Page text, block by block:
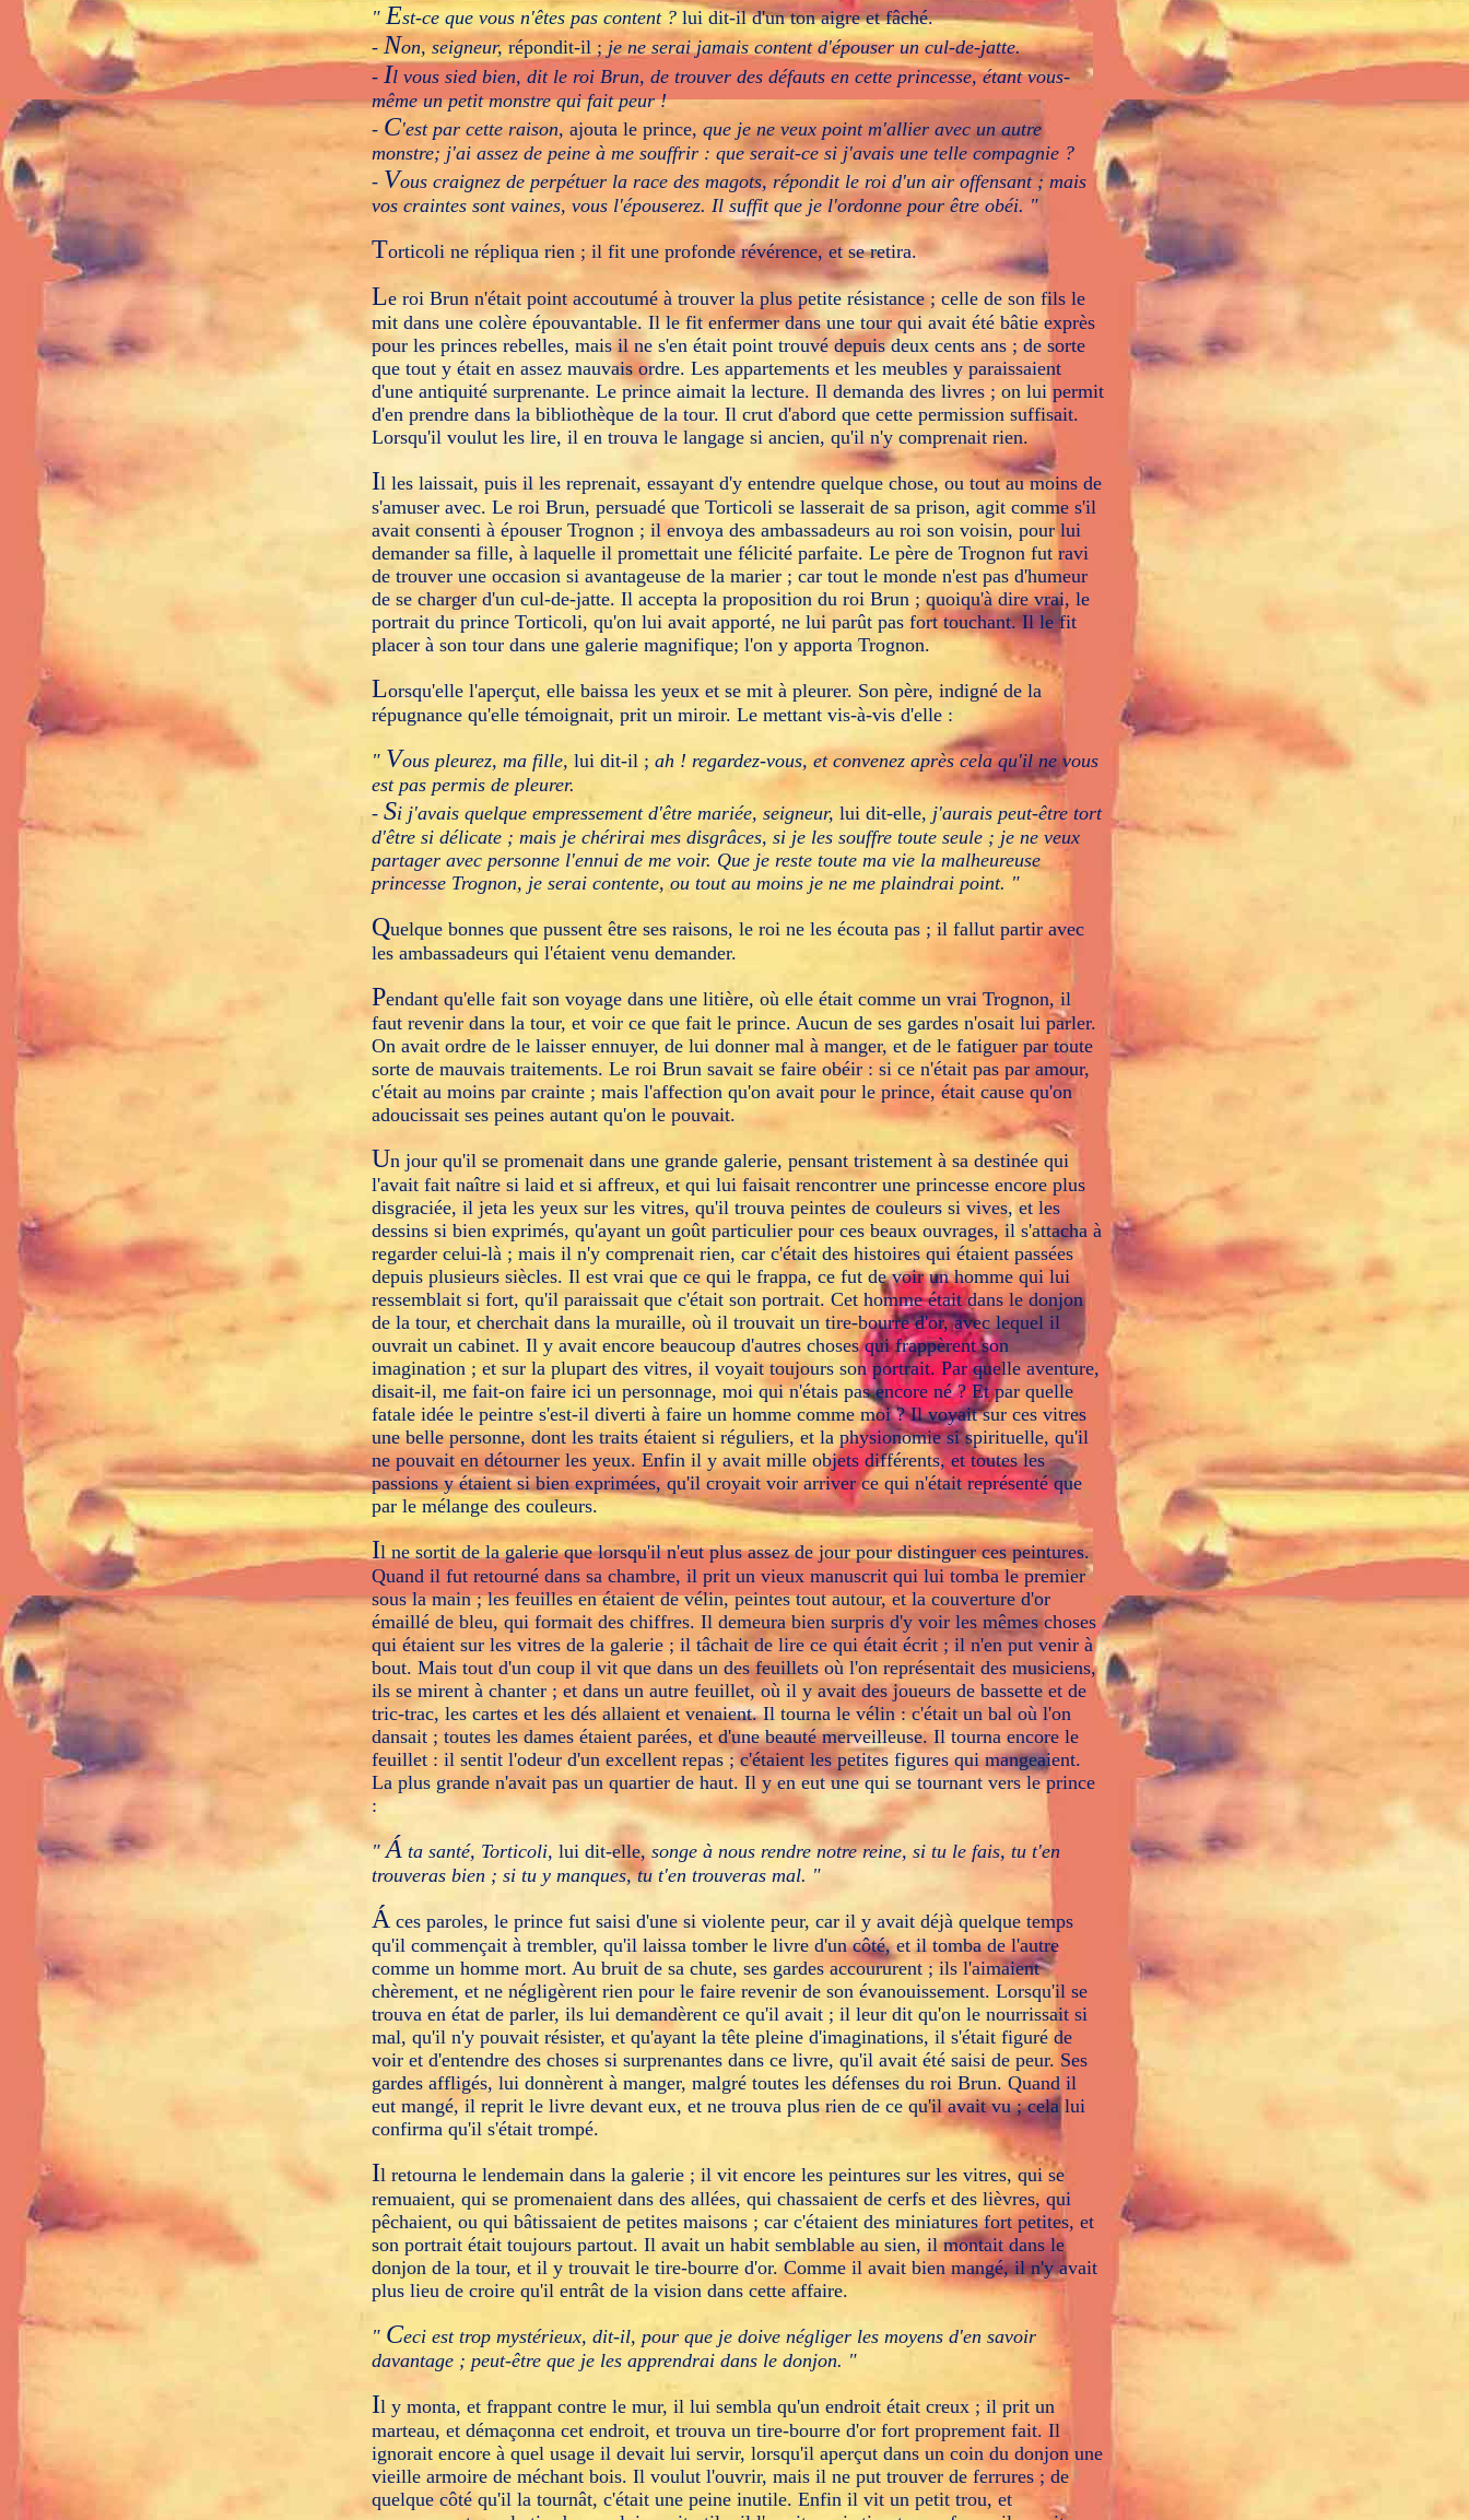
"Est-ce que vous n'êtes pas content ? lui dit-il d'un ton aigre et fâché.
-Non, seigneur,répondit-il ; je ne serai jamais content d'épouser un cul-de-jatte.
- Il vous sied bien, dit le roi Brun, de trouver des défauts en cette princesse, étant vous-
même un petit monstre qui fait peur !
- C'est par cette raison, ajouta le prince, que je ne veux point m'allier avec un autre
monstre; j'ai assez de peine à me souffrir : que serait-ce si j'avais une telle compagnie ?
- Vous craignez de perpétuer la race des magots, répondit le roi d'un air offensant ; mais
vos craintes sont vaines, vous l'épouserez. Il suffit que je l'ordonne pour être obéi. "
Torticoli ne répliqua rien ; il fit une profonde révérence, et se retira.
Le roi Brun n'était point accoutumé à trouver la plus petite résistance ; celle de son fils le
mit dans une colère épouvantable. Il le fit enfermer dans une tour qui avait été bâtie exprès
pour les princes rebelles, mais il ne s'en était point trouvé depuis deux cents ans ; de sorte
que tout y était en assez mauvais ordre. Les appartements et les meubles y paraissaient
d'une antiquité surprenante. Le prince aimait la lecture. Il demanda des livres ; on lui permit
d'en prendre dans la bibliothèque de la tour. Il crut d'abord que cette permission suffisait.
Lorsqu'il voulut les lire, il en trouva le langage si ancien, qu'il n'y comprenait rien.
Il les laissait, puis il les reprenait, essayant d'y entendre quelque chose, ou tout au moins de
s'amuser avec. Le roi Brun, persuadé que Torticoli se lasserait de sa prison, agit comme s'il
avait consenti à épouser Trognon ; il envoya des ambassadeurs au roi son voisin, pour lui
demander sa fille, à laquelle il promettait une félicité parfaite. Le père de Trognon fut ravi
de trouver une occasion si avantageuse de la marier ; car tout le monde n'est pas d'humeur
de se charger d'un cul-de-jatte. Il accepta la proposition du roi Brun ; quoiqu'à dire vrai, le
portrait du prince Torticoli, qu'on lui avait apporté, ne lui parût pas fort touchant. Il le fit
placer à son tour dans une galerie magnifique; l'on y apporta Trognon.
Lorsqu'elle l'aperçut, elle baissa les yeux et se mit à pleurer. Son père, indigné de la
répugnance qu'elle témoignait, prit un miroir. Le mettant vis-à-vis d'elle :
" Vous pleurez, ma fille, lui dit-il ; ah ! regardez-vous, et convenez après cela qu'il ne vous
est pas permis de pleurer.
- Si j'avais quelque empressement d'être mariée, seigneur, lui dit-elle, j'aurais peut-être tort
d'être si délicate ; mais je chérirai mes disgrâces, si je les souffre toute seule ; je ne veux
partager avec personne l'ennui de me voir. Que je reste toute ma vie la malheureuse
princesse Trognon, je serai contente, ou tout au moins je ne me plaindrai point. "
Quelque bonnes que pussent être ses raisons, le roi ne les écouta pas ; il fallut partir avec
les ambassadeurs qui l'étaient venu demander.
Pendant qu'elle fait son voyage dans une litière, où elle était comme un vrai Trognon, il
faut revenir dans la tour, et voir ce que fait le prince. Aucun de ses gardes n'osait lui parler.
On avait ordre de le laisser ennuyer, de lui donner mal à manger, et de le fatiguer par toute
sorte de mauvais traitements. Le roi Brun savait se faire obéir : si ce n'était pas par amour,
c'était au moins par crainte ; mais l'affection qu'on avait pour le prince, était cause qu'on
adoucissait ses peines autant qu'on le pouvait.
Un jour qu'il se promenait dans une grande galerie, pensant tristement à sa destinée qui
l'avait fait naître si laid et si affreux, et qui lui faisait rencontrer une princesse encore plus
disgraciée, il jeta les yeux sur les vitres, qu'il trouva peintes de couleurs si vives, et les
dessins si bien exprimés, qu'ayant un goût particulier pour ces beaux ouvrages, il s'attacha à
regarder celui-là ; mais il n'y comprenait rien, car c'était des histoires qui étaient passées
depuis plusieurs siècles. Il est vrai que ce qui le frappa, ce fut de voir un homme qui lui
ressemblait si fort, qu'il paraissait que c'était son portrait. Cet homme était dans le donjon
de la tour, et cherchait dans la muraille, où il trouvait un tire-bourre d'or, avec lequel il
ouvrait un cabinet. Il y avait encore beaucoup d'autres choses qui frappèrent son
imagination ; et sur la plupart des vitres, il voyait toujours son portrait. Par quelle aventure,
disait-il, me fait-on faire ici un personnage, moi qui n'étais pas encore né ? Et par quelle
fatale idée le peintre s'est-il diverti à faire un homme comme moi ? Il voyait sur ces vitres
une belle personne, dont les traits étaient si réguliers, et la physionomie si spirituelle, qu'il
ne pouvait en détourner les yeux. Enfin il y avait mille objets différents, et toutes les
passions y étaient si bien exprimées, qu'il croyait voir arriver ce qui n'était représenté que
par le mélange des couleurs.
Il ne sortit de la galerie que lorsqu'il n'eut plus assez de jour pour distinguer ces peintures.
Quand il fut retourné dans sa chambre, il prit un vieux manuscrit qui lui tomba le premier
sous la main ; les feuilles en étaient de vélin, peintes tout autour, et la couverture d'or
émaillé de bleu, qui formait des chiffres. Il demeura bien surpris d'y voir les mêmes choses
qui étaient sur les vitres de la galerie ; il tâchait de lire ce qui était écrit ; il n'en put venir à
bout. Mais tout d'un coup il vit que dans un des feuillets où l'on représentait des musiciens,
ils se mirent à chanter ; et dans un autre feuillet, où il y avait des joueurs de bassette et de
tric-trac, les cartes et les dés allaient et venaient. Il tourna le vélin : c'était un bal où l'on
dansait ; toutes les dames étaient parées, et d'une beauté merveilleuse. Il tourna encore le
feuillet : il sentit l'odeur d'un excellent repas ; c'étaient les petites figures qui mangeaient.
La plus grande n'avait pas un quartier de haut. Il y en eut une qui se tournant vers le prince
:
"Á ta santé, Torticoli, lui dit-elle, songe à nous rendre notre reine, si tu le fais, tu t'en
trouveras bien ; si tu y manques, tu t'en trouveras mal. "
Áces paroles, le prince fut saisi d'une si violente peur, car il y avait déjà quelque temps
qu'il commençait à trembler, qu'il laissa tomber le livre d'un côté, et il tomba de l'autre
comme un homme mort. Au bruit de sa chute, ses gardes accoururent ; ils l'aimaient
chèrement, et ne négligèrent rien pour le faire revenir de son évanouissement. Lorsqu'il se
trouva en état de parler, ils lui demandèrent ce qu'il avait ; il leur dit qu'on le nourrissait si
mal, qu'il n'y pouvait résister, et qu'ayant la tête pleine d'imaginations, il s'était figuré de
voir et d'entendre des choses si surprenantes dans ce livre, qu'il avait été saisi de peur. Ses
gardes affligés, lui donnèrent à manger, malgré toutes les défenses du roi Brun. Quand il
eut mangé, il reprit le livre devant eux, et ne trouva plus rien de ce qu'il avait vu ; cela lui
confirma qu'il s'était trompé.
Il retourna le lendemain dans la galerie ; il vit encore les peintures sur les vitres, qui se
remuaient, qui se promenaient dans des allées, qui chassaient de cerfs et des lièvres, qui
pêchaient, ou qui bâtissaient de petites maisons ; car c'étaient des miniatures fort petites, et
son portrait était toujours partout. Il avait un habit semblable au sien, il montait dans le
donjon de la tour, et il y trouvait le tire-bourre d'or. Comme il avait bien mangé, il n'y avait
plus lieu de croire qu'il entrât de la vision dans cette affaire.
" Ceci est trop mystérieux, dit-il, pour que je doive négliger les moyens d'en savoir
davantage ; peut-être que je les apprendrai dans le donjon. "
Il y monta, et frappant contre le mur, il lui sembla qu'un endroit était creux ; il prit un
marteau, et démaçonna cet endroit, et trouva un tire-bourre d'or fort proprement fait. Il
ignorait encore à quel usage il devait lui servir, lorsqu'il aperçut dans un coin du donjon une
vieille armoire de méchant bois. Il voulut l'ouvrir, mais il ne put trouver de ferrures ; de
quelque côté qu'il la tournât, c'était une peine inutile. Enfin il vit un petit trou, et